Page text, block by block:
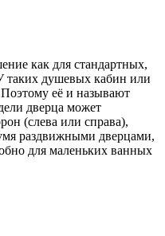
как для стандартных,
таких душевых кабин или
Поэтому её и называют
дверца может
(слева или справа),
раздвижными дверцами,
для маленьких ванных